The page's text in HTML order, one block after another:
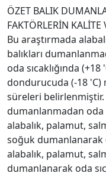
ÖZET BALIK
FAKTÖRLERİN KALİTE
Bu araştırmada
balıkları
oda sıcaklığında
dondurucuda (-18 'C)
süreleri
dumanlanmadan oda
alabalık, palamut,
soğuk dumanlanarak
alabalık, palamut,
dumanlanarak oda